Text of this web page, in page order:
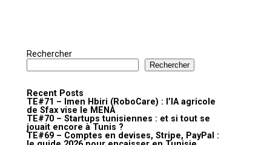
Rechercher
Rechercher
Recent Posts
TE#71 – Imen Hbiri (RoboCare) : l’IA agricole
de Sfax vise le MENA
TE#70 – Startups tunisiennes : et si tout se
jouait encore à Tunis ?
TE#69 – Comptes en devises, Stripe, PayPal :